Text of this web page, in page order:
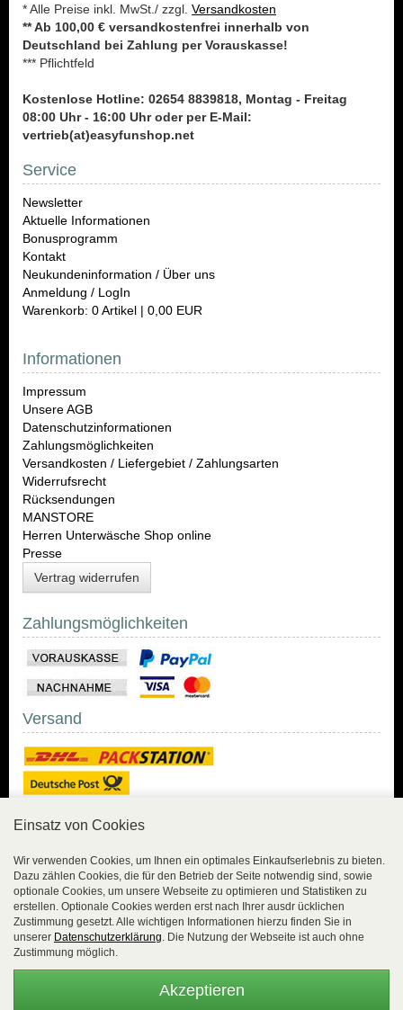
* Alle Preise inkl. MwSt./ zzgl. Versandkosten
** Ab 100,00 € versandkostenfrei innerhalb von
Deutschland bei Zahlung per Vorauskasse!
*** Pflichtfeld
Kostenlose Hotline: 02654 8839818, Montag - Freitag
08:00 Uhr - 16:00 Uhr oder per E-Mail:
vertrieb(at)easyfunshop.net
Service
Newsletter
Aktuelle Informationen
Bonusprogramm
Kontakt
Neukundeninformation / Über uns
Anmeldung / LogIn
Warenkorb: 0 Artikel | 0,00 EUR
Informationen
Impressum
Unsere AGB
Datenschutzinformationen
Zahlungsmöglichkeiten
Versandkosten / Liefergebiet / Zahlungsarten
Widerrufsrecht
Rücksendungen
MANSTORE
Herren Unterwäsche Shop online
Presse
Vertrag widerrufen
Zahlungsmöglichkeiten
Versand
Sicher Einkaufen mit
Trusted Shops und
Geld-zurück-Garantie.
übertragen.
Einsatz von Cookies
Wir verwenden Cookies, um Ihnen ein optimales Einkaufserlebnis zu bieten.
Dazu zählen Cookies, die für den Betrieb der Seite notwendig sind, sowie
optionale Cookies, um unsere Webseite zu optimieren und Statistiken zu
erstellen. Optionale Cookies werden erst nach Ihrer ausdr ücklichen
Zustimmung gesetzt. Alle wichtigen Informationen hierzu finden Sie in
unserer Datenschutzerklärung. Die Nutzung der Webseite ist auch ohne
Zustimmung möglich.
Akzeptieren